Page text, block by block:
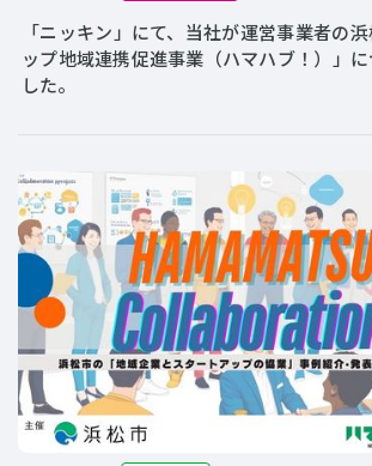
「ニッキン」にて、当社が運営事業者の
ップ地域連携促進事業（ハマハブ！）」
した。